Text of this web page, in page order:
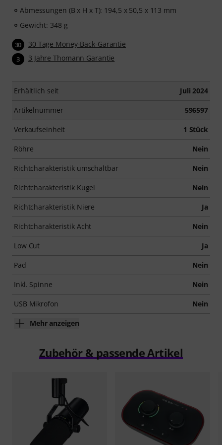
Abmessungen (B x H x T): 194,5 x 50,5 x 113 mm
Gewicht: 348 g
30 30 Tage Money-Back-Garantie
3 3 Jahre Thomann Garantie
Erhältlich seit Juli 2024
Artikelnummer 596597
Verkaufseinheit 1 Stück
Röhre Nein
Richtcharakteristik umschaltbar Nein
Richtcharakteristik Kugel Nein
Richtcharakteristik Niere Ja
Richtcharakteristik Acht Nein
Low Cut Ja
Pad Nein
Inkl. Spinne Nein
USB Mikrofon Nein
Mehr anzeigen
Zubehör & passende Artikel